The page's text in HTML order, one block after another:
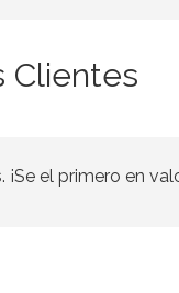
Clientes
el primero en